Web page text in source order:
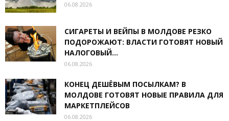
06.08.2026
СИГАРЕТЫ И ВЕЙПЫ В МОЛДОВЕ РЕЗКО
ПОДОРОЖАЮТ: ВЛАСТИ ГОТОВЯТ НОВЫЙ
НАЛОГОВЫЙ...
06.08.2026
КОНЕЦ ДЕШЁВЫМ ПОСЫЛКАМ? В
МОЛДОВЕ ГОТОВЯТ НОВЫЕ ПРАВИЛА ДЛЯ
МАРКЕТПЛЕЙСОВ
06.08.2026